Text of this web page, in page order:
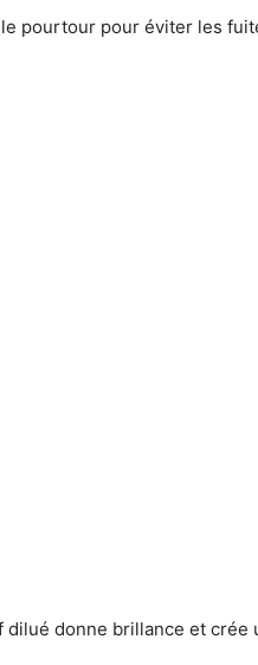
pourtour pour éviter les
dilué donne brillance et